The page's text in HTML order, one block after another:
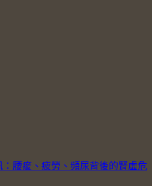
腰痠、疲勞、頻尿背後的腎虛危